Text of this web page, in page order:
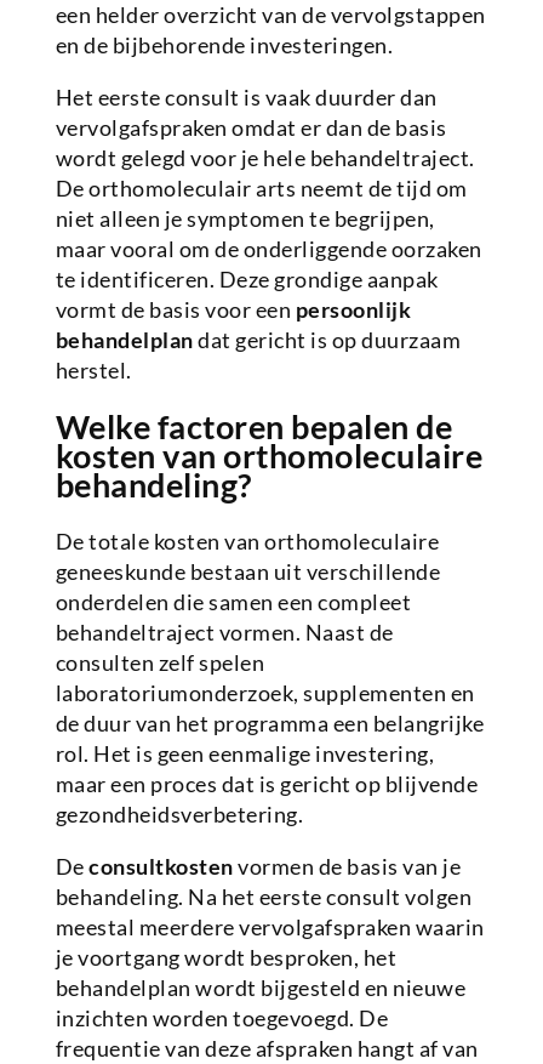
een helder overzicht van de vervolgstappen
en de bijbehorende investeringen.
Het eerste consult is vaak duurder dan
vervolgafspraken omdat er dan de basis
wordt gelegd voor je hele behandeltraject.
De orthomoleculair arts neemt de tijd om
niet alleen je symptomen te begrijpen,
maar vooral om de onderliggende oorzaken
te identificeren. Deze grondige aanpak
vormt de basis voor een persoonlijk
behandelplandat gericht is op duurzaam
herstel.
Welke factoren bepalen de
kosten van orthomoleculaire
behandeling?
De totale kosten van orthomoleculaire
geneeskunde bestaan uit verschillende
onderdelen die samen een compleet
behandeltraject vormen. Naast de
consulten zelf spelen
laboratoriumonderzoek, supplementen en
de duur van het programma een belangrijke
rol. Het is geen eenmalige investering,
maar een proces dat is gericht op blijvende
gezondheidsverbetering.
Deconsultkostenvormen de basis van je
behandeling. Na het eerste consult volgen
meestal meerdere vervolgafspraken waarin
je voortgang wordt besproken, het
behandelplan wordt bijgesteld en nieuwe
inzichten worden toegevoegd. De
frequentie van deze afspraken hangt af van